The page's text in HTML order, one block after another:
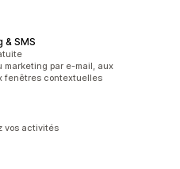
& SMS
par e-mail, aux
fenêtres contextuelles
vos activités